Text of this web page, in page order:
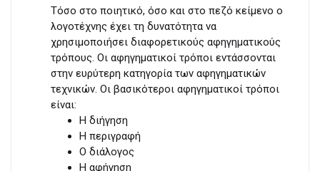
Τόσο στο ποιητικό, όσο και στο πεζό κείμενο ο
λογοτέχνης έχει τη δυνατότητα να
χρησιμοποιήσει διαφορετικούς αφηγηματικούς
τρόπους. Οι αφηγηματικοί τρόποι εντάσσονται
στην ευρύτερη κατηγορία των αφηγηματικών
τεχνικών. Οι βασικότεροι αφηγηματικοί τρόποι
είναι:
Η διήγηση
Η περιγραφή
Ο διάλογος
Η αφήγηση